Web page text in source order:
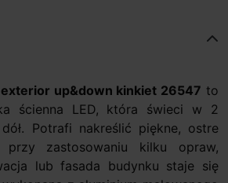
exterior up&down kinkiet 26547 to
ścienna LED, która świeci w 2
Potrafi nakreślić piękne, ostre
przy zastosowaniu kilku opraw,
lub fasada budynku staje się